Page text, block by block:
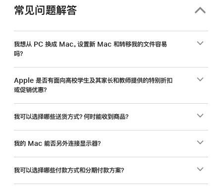
工，
入
新
Mac
能
省
一
常见问题解答
我想从 PC 换成 Mac。设置新 Mac 和转移我的文件容易
吗？
Apple 是否有面向高校学生及其家长和教师提供的特别折扣
或促销优惠？
我可以选择哪些送货方式？何时能收到商品？
我的 Mac 能否另外连接显示器？
我可以选择哪些付款方式和分期付款方案？